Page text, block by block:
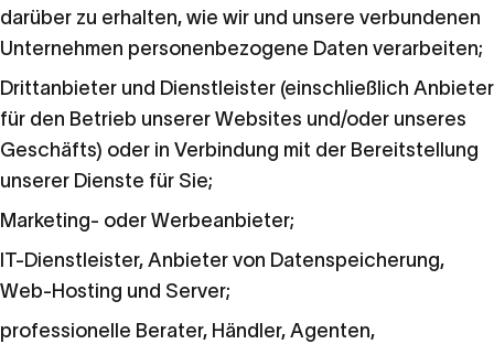
darüber zu erhalten, wie wir und unsere verbundenen
Unternehmen personenbezogene Daten verarbeiten;
Drittanbieter und Dienstleister (einschließlich Anbieter
für den Betrieb unserer Websites und/oder unseres
Geschäfts) oder in Verbindung mit der Bereitstellung
unserer Dienste für Sie;
Marketing- oder Werbeanbieter;
IT-Dienstleister, Anbieter von Datenspeicherung,
Web-Hosting und Server;
professionelle Berater, Händler, Agenten,